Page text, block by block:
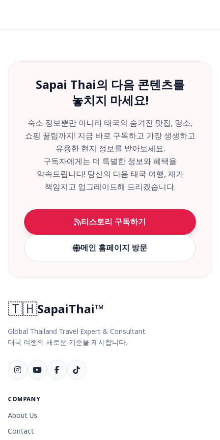
Sapai Thai의 다음 콘텐츠를
놓치지 마세요!
숙소 정보뿐만 아니라 태국의 숨겨진 맛집, 명소,
쇼핑 꿀팁까지! 지금 바로 구독하고 가장 생생하고
유용한 현지 정보를 받아보세요.
구독자에게는 더 특별한 정보와 혜택을
약속드립니다! 당신의 다음 태국 여행, 제가
책임지고 업그레이드해 드리겠습니다.
티스토리 구독하기
메인 홈페이지 방문
🇹🇭SapaiThai™
Global Thailand Travel Expert & Consultant.
태국 여행의 새로운 기준을 제시합니다.
COMPANY
About Us
Contact